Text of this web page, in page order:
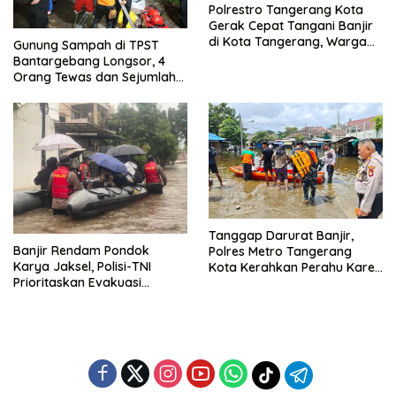
Gunung Sampah di TPST
Bantargebang Longsor, 4
Orang Tewas dan Sejumlah
Polrestro Tangerang Kota
Gerak Cepat Tangani Banjir
di Kota Tangerang, Warga
Banjir Rendam Pondok
Karya Jaksel, Polisi-TNI
Prioritaskan Evakuasi
Tanggap Darurat Banjir,
Polres Metro Tangerang
Kota Kerahkan Perahu Karet